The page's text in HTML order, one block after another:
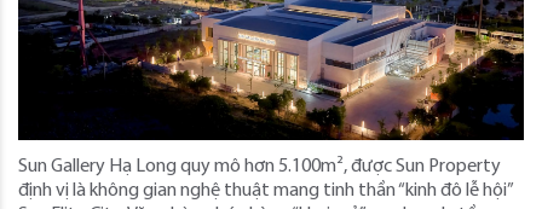
Sun Gallery Hạ Long quy mô hơn 5.100m², được Sun Property
định vị là không gian nghệ thuật mang tinh thần “kinh đô lễ hội”